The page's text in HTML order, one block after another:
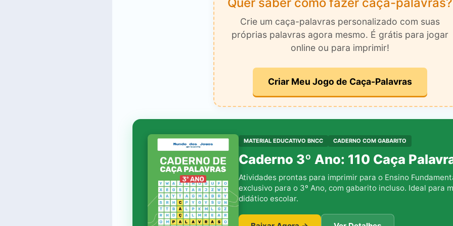
Crie um caça-palavras personalizado com suas
próprias palavras agora mesmo. É grátis para jogar
online ou para imprimir!
Criar Meu Jogo de Caça-Palavras
MATERIAL EDUCATIVO BNCC CADERNO COM GABARITO
Caderno 3º Ano: 110 Caça
Atividades prontas para imprimir para o Ensino
exclusivo para o 3º Ano, com gabarito incluso. Ideal para
didático escolar.